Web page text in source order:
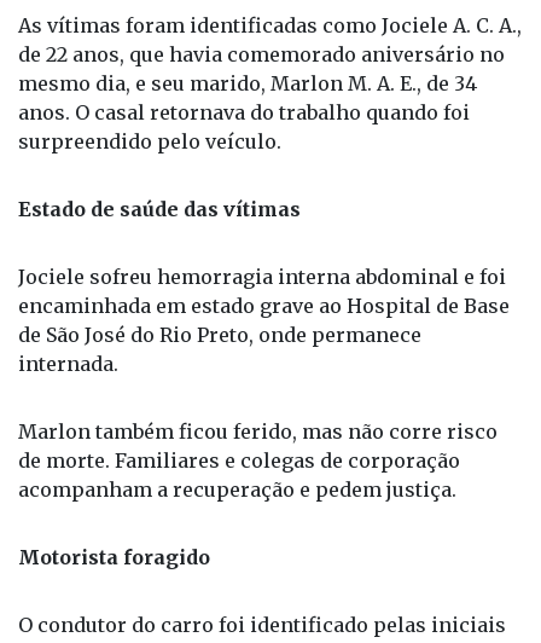
As vítimas foram identificadas como Jociele A. C. A.,
de 22 anos, que havia comemorado aniversário no
mesmo dia, e seu marido, Marlon M. A. E., de 34
anos. O casal retornava do trabalho quando foi
surpreendido pelo veículo.
Estado de saúde das vítimas
Jociele sofreu hemorragia interna abdominal e foi
encaminhada em estado grave ao Hospital de Base
de São José do Rio Preto, onde permanece
internada.
Marlon também ficou ferido, mas não corre risco
de morte. Familiares e colegas de corporação
acompanham a recuperação e pedem justiça.
Motorista foragido
O condutor do carro foi identificado pelas iniciais